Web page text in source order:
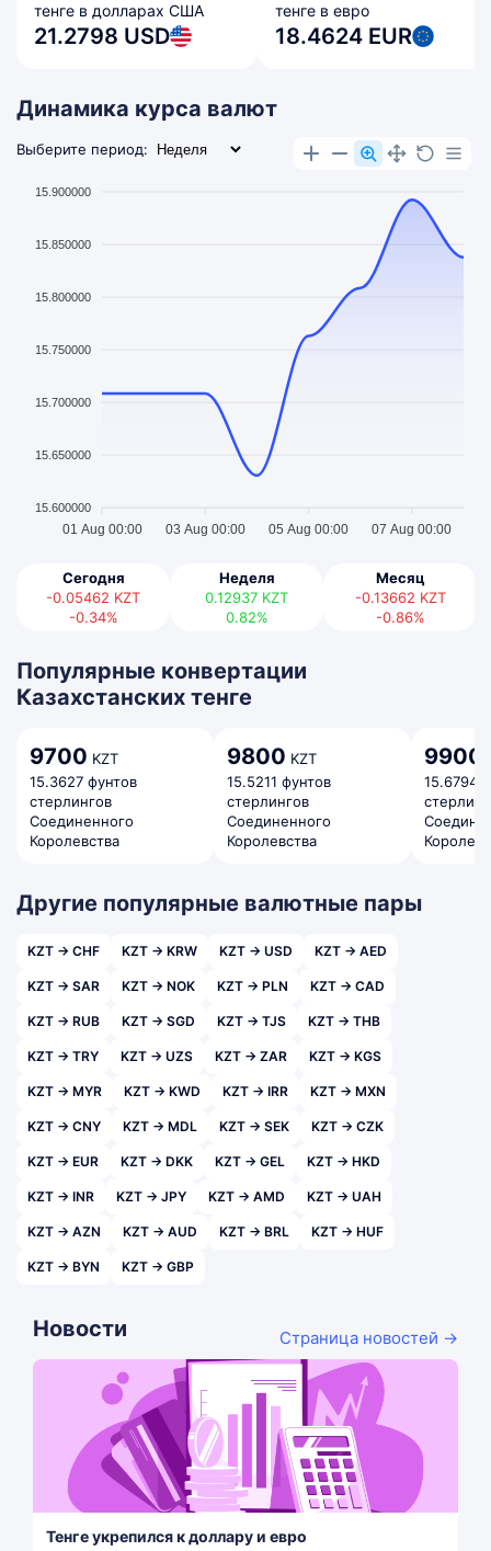
тенге в долларах США
21.2798 USD
тенге в евро
18.4624 EUR
Динамика курса валют
Выберите период:
15.900000
15.850000
15.800000
15.750000
15.700000
15.650000
15.600000
01 Aug 00:00 03 Aug 00:00 05 Aug 00:00 07 Aug 00:00
Сегодня
-0.05462 KZT
-0.34%
Неделя
0.12937 KZT
0.82%
Месяц
-0.13662 KZT
-0.86%
Популярные конвертации
Казахстанских тенге
9700 KZT
15.3627 фунтов
стерлингов
Соединенного
Королевства
9800 KZT
15.5211 фунтов
стерлингов
Соединенного
Королевства
9900
15.6794
Другие популярные валютные пары
KZT → CHF KZT → KRW KZT → USD KZT → AED
KZT → SAR KZT → NOK KZT → PLN KZT → CAD
KZT → RUB KZT → SGD KZT → TJS KZT → THB
KZT → TRY KZT → UZS KZT → ZAR KZT → KGS
KZT → MYR KZT → KWD KZT → IRR KZT → MXN
KZT → CNY KZT → MDL KZT → SEK KZT → CZK
KZT → EUR KZT → DKK KZT → GEL KZT → HKD
KZT → INR KZT → JPY KZT → AMD KZT → UAH
KZT → AZN KZT → AUD KZT → BRL KZT → HUF
KZT → BYN KZT → GBP
Новости Страница новостей →
Тенге укрепился к доллару и евро